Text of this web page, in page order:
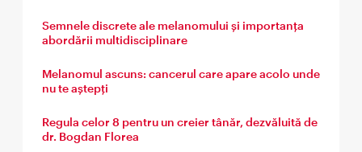
Semnele discrete ale melanomului și importanța
abordării multidisciplinare
Melanomul ascuns: cancerul care apare acolo unde
nu te aștepți
Regula celor 8 pentru un creier tânăr, dezvăluită de
dr. Bogdan Florea